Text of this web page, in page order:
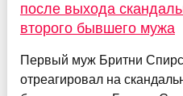
после выхода
второго бывшего мужа
Первый муж Бритни
отреагировал на